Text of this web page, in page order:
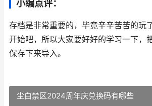
小编点评：
存档是非常重要的，毕竟辛辛苦苦的玩
开始吧，所以大家要好好的学习一下，
保存下来导入。
尘白禁区2024周年庆兑换码有哪些